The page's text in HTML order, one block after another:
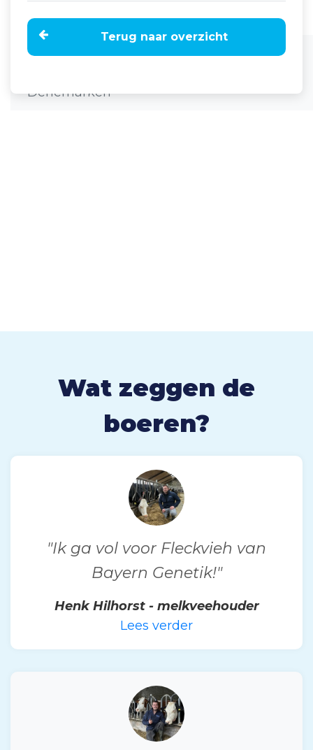
Home
Nieuws
Denemarken
Terug naar overzicht
Wat zeggen de
boeren?
"Ik ga vol voor Fleckvieh van
Bayern Genetik!"
Henk Hilhorst - melkveehouder
Lees verder